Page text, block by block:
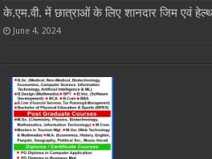
के.एम.वी. में छात्राओं के लिए शानदार जिम एवं
June 4, 2024